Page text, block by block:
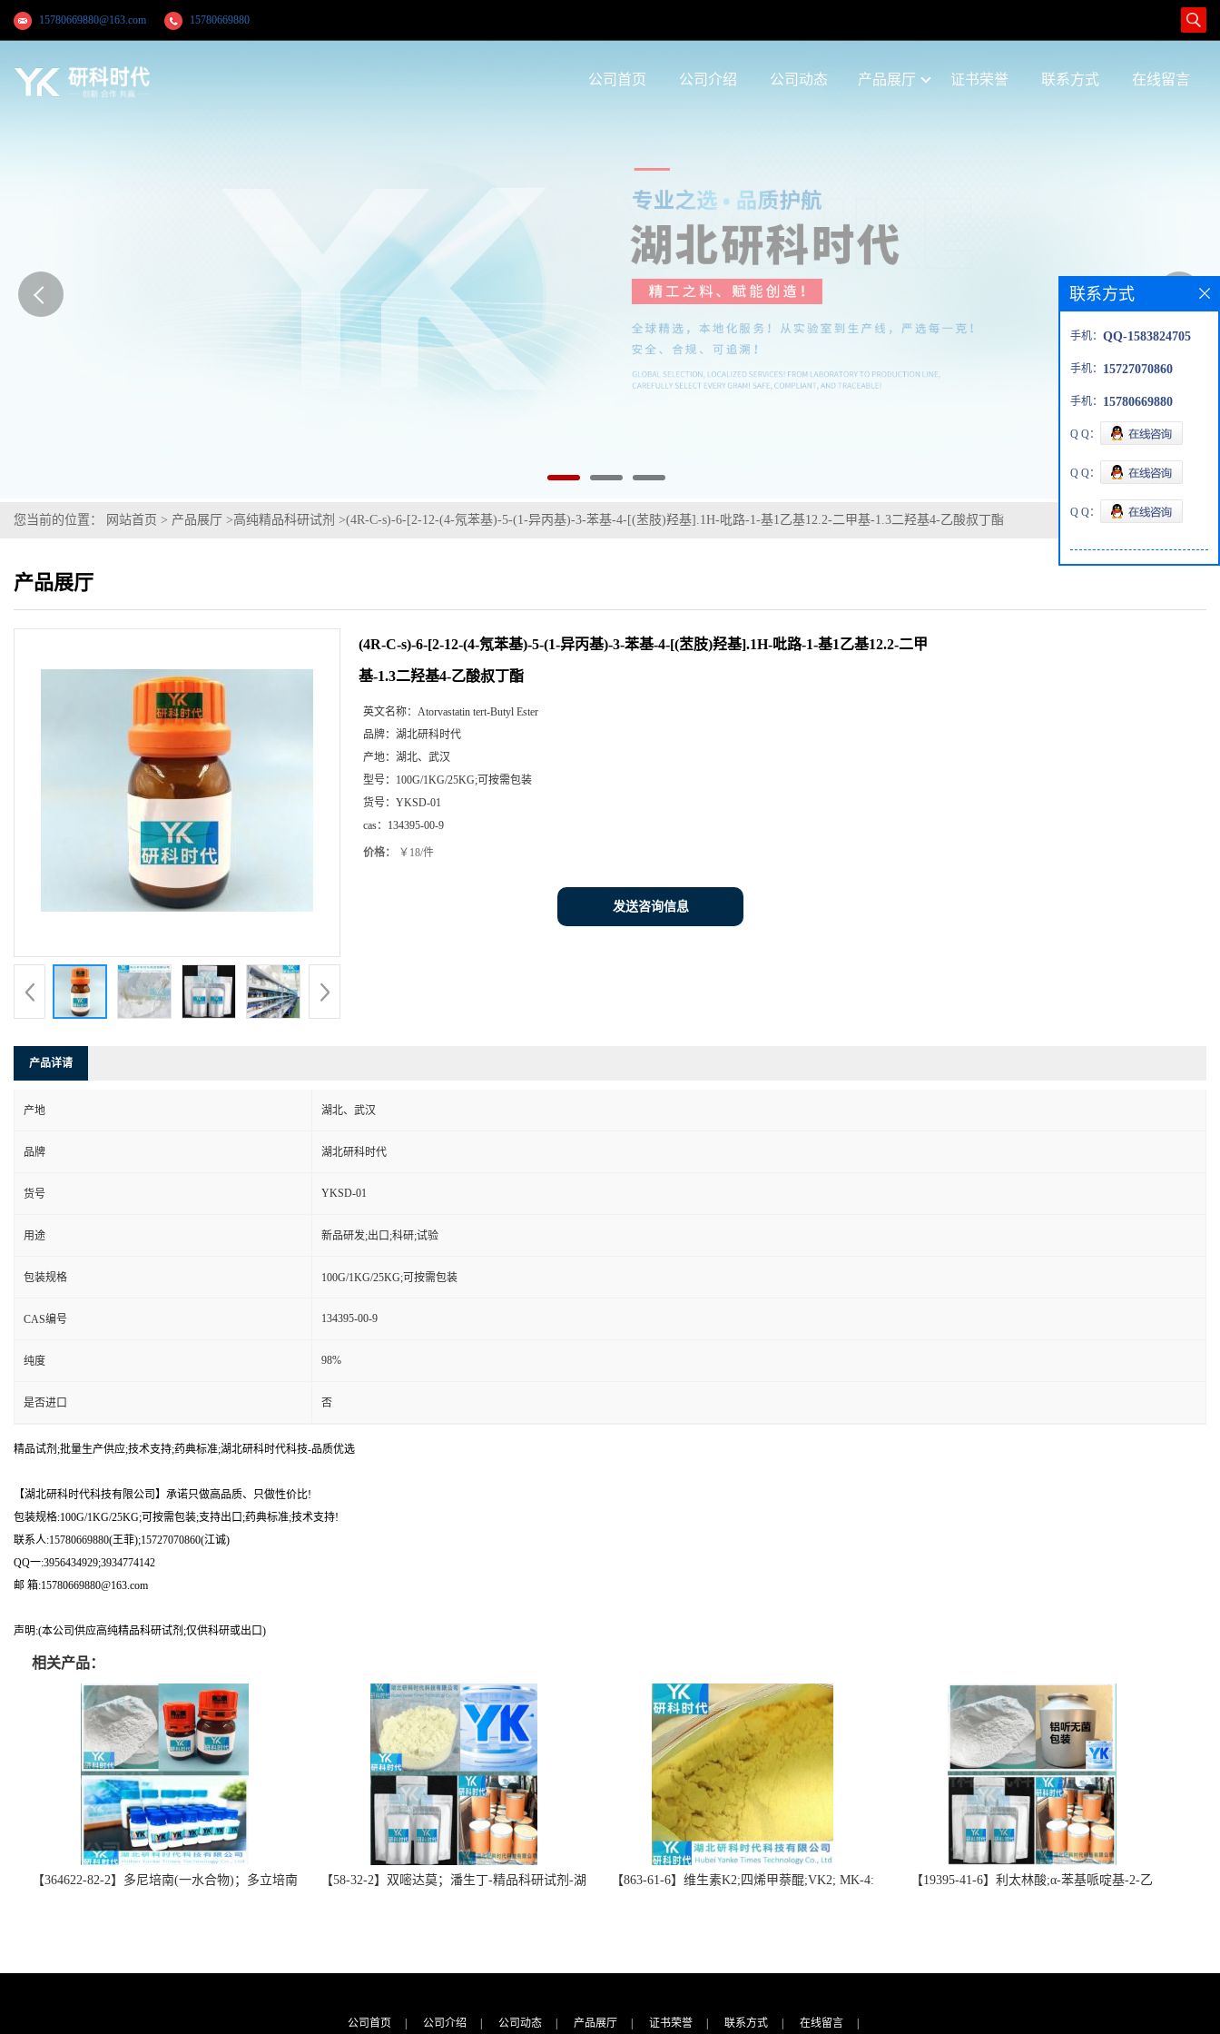
15780669880@163.com 15780669880
公司首页 公司介绍 公司动态 产品展厅 证书荣誉 联系方式 在线留言
您当前的位置： 网站首页 > 产品展厅 >高纯精品科研试剂 >(4R-C-s)-6-[2-12-(4-氖苯基)-5-(1-异丙基)-3-苯基-4-[(苤肢)羟基].1H-吡路-1-基1乙基12.2-二甲基-1.3二羟基4-乙酸叔丁酯
产品展厅
(4R-C-s)-6-[2-12-(4-氖苯基)-5-(1-异丙基)-3-苯基-4-[(苤肢)羟基].1H-吡路-1-基1乙基12.2-二甲
基-1.3二羟基4-乙酸叔丁酯
英文名称： Atorvastatin tert-Butyl Ester
品牌： 湖北研科时代
产地： 湖北、武汉
型号： 100G/1KG/25KG;可按需包装
货号： YKSD-01
cas： 134395-00-9
价格： ￥18/件
发送咨询信息
产品详请
产地 湖北、武汉
品牌 湖北研科时代
货号 YKSD-01
用途 新品研发;出口;科研;试验
包装规格 100G/1KG/25KG;可按需包装
CAS编号 134395-00-9
纯度 98%
是否进口 否
精品试剂;批量生产供应;技术支持;药典标准;湖北研科时代科技-品质优选
【湖北研科时代科技有限公司】承诺只做高品质、只做性价比!
包装规格:100G/1KG/25KG;可按需包装;支持出口;药典标准;技术支持!
联系人:15780669880(王菲);15727070860(江诚)
QQ一:3956434929;3934774142
邮 箱:15780669880@163.com
声明:(本公司供应高纯精品科研试剂;仅供科研或出口)
相关产品：
【364622-82-2】多尼培南(一水合物)；多立培南
【58-32-2】双嘧达莫；潘生丁-精品科研试剂-湖
【863-61-6】维生素K2;四烯甲萘醌;VK2; MK-4:
【19395-41-6】利太林酸;α-苯基哌啶基-2-乙
联系方式
手机： QQ-1583824705
手机： 15727070860
手机： 15780669880
Q Q：
Q Q：
Q Q：
公司首页 公司介绍 公司动态 产品展厅 证书荣誉 联系方式 在线留言